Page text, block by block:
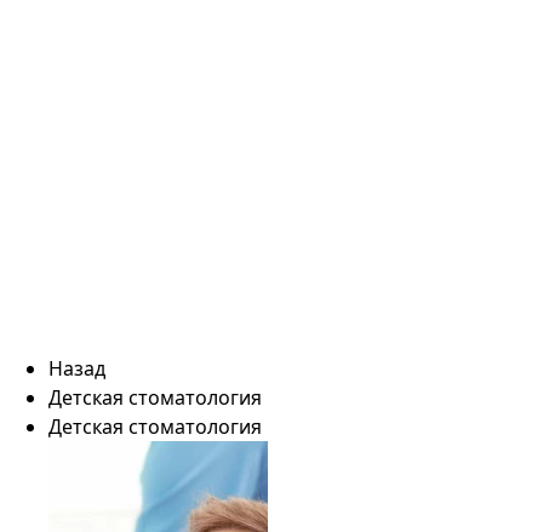
Назад
Детская стоматология
Детская стоматология